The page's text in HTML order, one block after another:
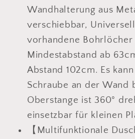
Wandhalterung aus
verschiebbar,
vorhandene
Mindestabstand ab
Abstand 102cm. Es
Schraube an der Wand
Oberstange ist 360°
einsetzbar für kleinen
【Multifunktionale